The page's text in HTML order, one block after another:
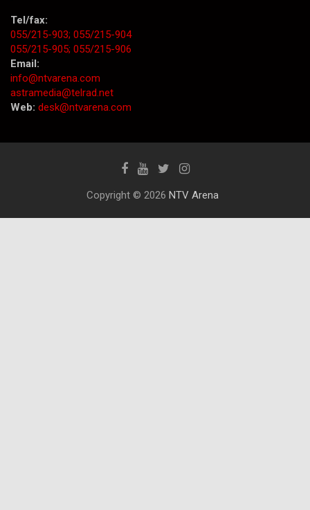
Tel/fax:
055/215-903; 055/215-904
055/215-905; 055/215-906
Email:
info@ntvarena.com
astramedia@telrad.net
Web: desk@ntvarena.com
Copyright © 2026 NTV Arena